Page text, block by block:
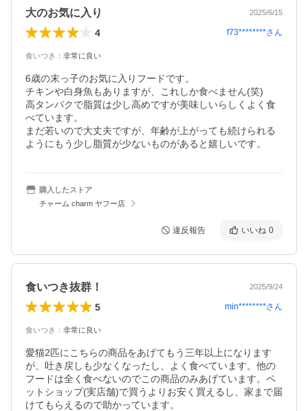
大のお気に入り 2025/6/15
4 f73********さん
食いつき ： 非常に良い
6歳の末っ子のお気に入りフードです。
チキンや白身魚もありますが、これしか食べません(笑)
高タンパクで脂質は少し高めですが美味しいらしくよく食
べています。
まだ若いので大丈夫ですが、年齢が上がっても続けられる
ようにもう少し脂質が少ないものがあると嬉しいです。
購入したストア
チャーム charm ヤフー店
違反報告 いいね 0
食いつき抜群！ 2025/9/24
5 min********さん
食いつき ： 非常に良い
愛猫2匹にこちらの商品をあげてもう三年以上になります
が、吐き戻しも少なくなったし、よく食べています。他の
フードは全く食べないのでこの商品のみあげています。ペ
ットショップ(実店舗)で買うよりお安く買えるし、家まで届
けてもらえるので助かっています。